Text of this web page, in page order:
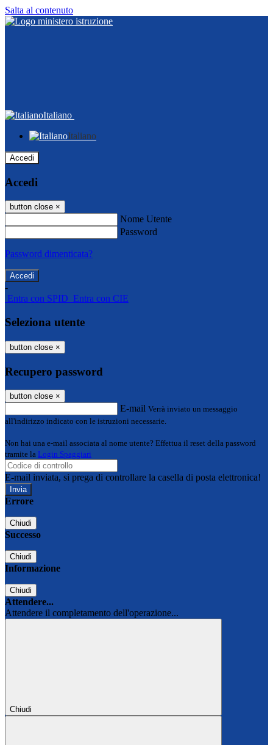
Salta al contenuto
Italiano
Italiano
Accedi
Accedi
button close ×
Nome Utente
Password
Password dimenticata?
-
Entra con SPID Entra con CIE
Seleziona utente
button close ×
Recupero password
button close ×
E-mail Verrà inviato un messaggio
all'indirizzo indicato con le istruzioni necessarie.
Non hai una e-mail associata al nome utente? Effettua il reset della password
tramite la Login Spaggiari
E-mail inviata, si prega di controllare la casella di posta elettronica!
Errore
Chiudi
Successo
Chiudi
Informazione
Chiudi
Attendere...
Attendere il completamento dell'operazione...
Chiudi